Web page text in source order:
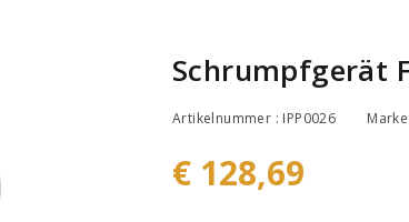
Schrumpfgerät
Artikelnummer : IPP0026
€ 128,69